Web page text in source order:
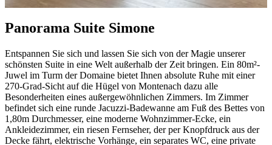
Panorama Suite Simone
Entspannen Sie sich und lassen Sie sich von der Magie unserer
schönsten Suite in eine Welt außerhalb der Zeit bringen. Ein 80m²-
Juwel im Turm der Domaine bietet Ihnen absolute Ruhe mit einer
270-Grad-Sicht auf die Hügel von Montenach dazu alle
Besonderheiten eines außergewöhnlichen Zimmers. Im Zimmer
befindet sich eine runde Jacuzzi-Badewanne am Fuß des Bettes von
1,80m Durchmesser, eine moderne Wohnzimmer-Ecke, ein
Ankleidezimmer, ein riesen Fernseher, der per Knopfdruck aus der
Decke fährt, elektrische Vorhänge, ein separates WC, eine private